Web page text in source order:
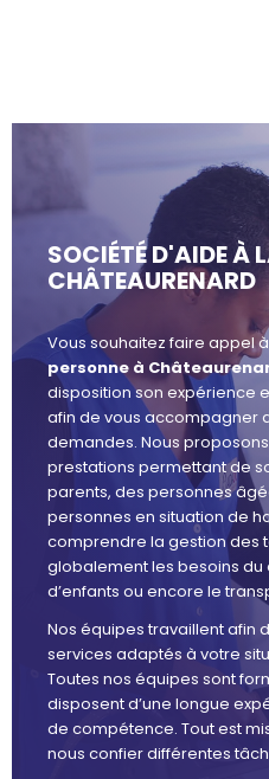
SOCIÉTÉ D'AIDE À
CHÂTEAURENARD
Vous souhaitez faire appel à
personne à
disposition son expérience
afin de vous accompagner
demandes. Nous
prestations permettant de
parents, des personnes
personnes en situation de
comprendre la gestion des
globalement les besoins
d’enfants ou encore le
Nos équipes travaillent afin
services adaptés à votre
Toutes nos équipes sont
disposent d’une longue
de compétence. Tout est
nous confier différentes